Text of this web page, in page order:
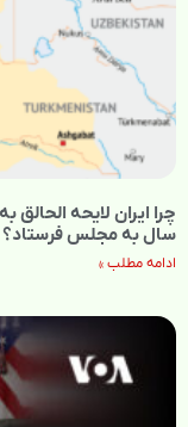
چرا ایران لایحه
سال به مجلس فرستاد؟ –
ادامه مطلب »